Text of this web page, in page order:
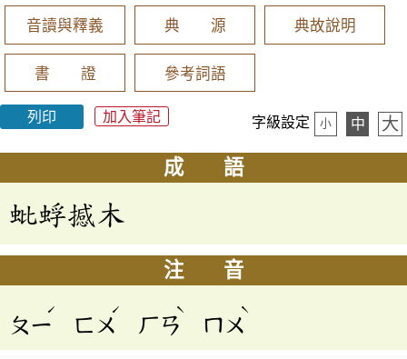
音讀與釋義 典 源 典故說明
書 證 參考詞語
列印 加入筆記 字級設定 小 中 大
成 語
蚍蜉撼木
注 音
ㄆㄧ
ˊ
ㄈㄨ
ˊ
ㄏㄢ
ˋ
ㄇㄨ
ˋ